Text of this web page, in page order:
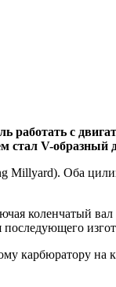
с
V-образный
Оба
коленчатый
последующего
карбюратору